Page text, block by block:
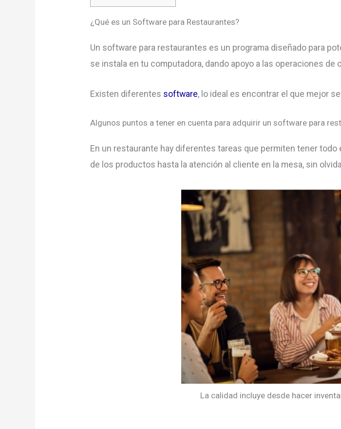
¿Qué es un Software para Restaurantes?
Un software para restaurantes es un programa diseñado para
se instala en tu computadora, dando apoyo a las operaciones de
Existen diferentes software, lo ideal es encontrar el que mejor
Algunos puntos a tener en cuenta para adquirir un software para
En un restaurante hay diferentes tareas que permiten tener
de los productos hasta la atención al cliente en la mesa, sin
La calidad incluye desde hacer